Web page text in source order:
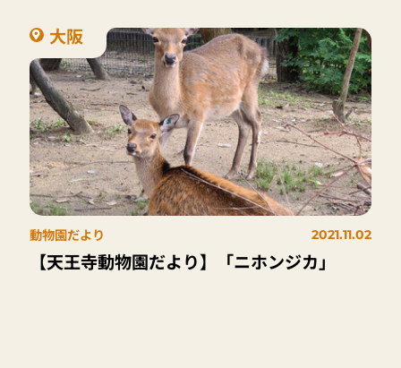
大阪
動物園だより 2021.11.02
【天王寺動物園だより】「ニホンジカ」